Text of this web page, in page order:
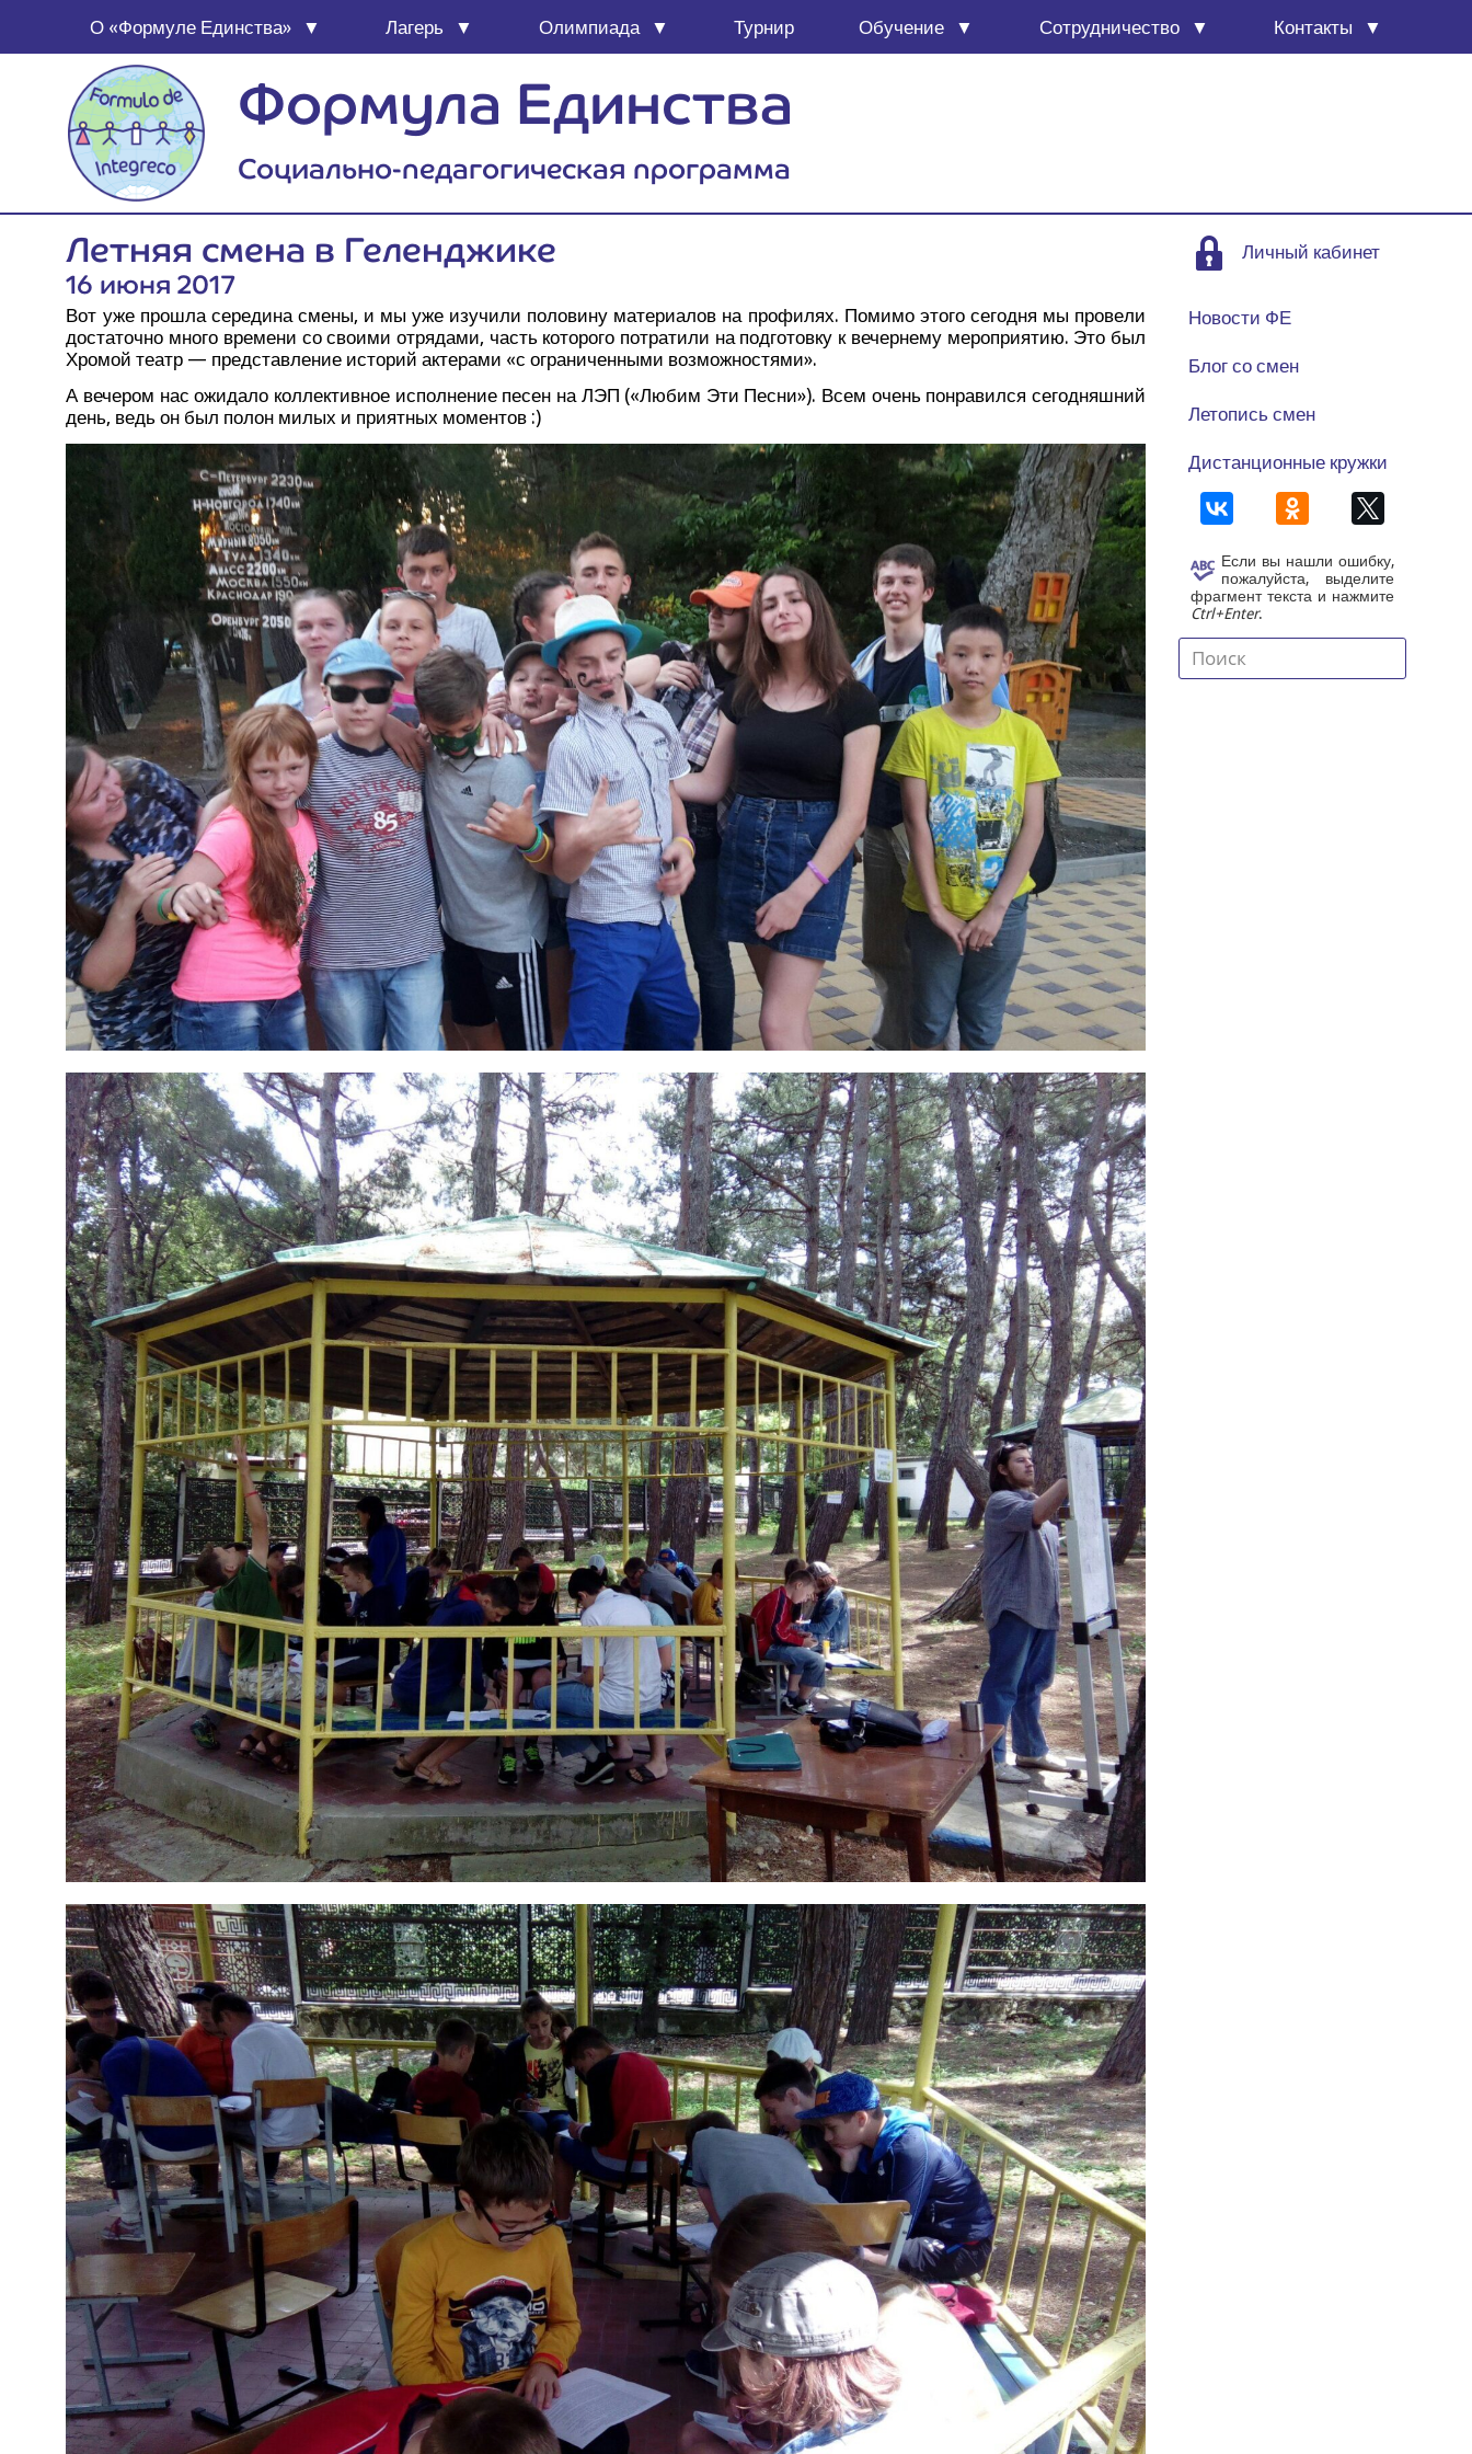
О «Фор­му­ле Единства» Лагерь Олим­пи­а­да Тур­нир Обу­че­ние Сотруд­ни­че­ство Кон­так­ты
Формула Единства
Социально-педагогическая программа
Лет­няя сме­на в Геленджике
16 июня 2017
Вот уже про­шла сере­ди­на сме­ны, и мы уже изу­чи­ли поло­ви­ну мате­ри­а­лов на про­фи­лях. Поми­мо это­го сего­дня мы про­ве­ли
доста­точ­но мно­го вре­ме­ни со сво­и­ми отря­да­ми, часть кото­ро­го потра­ти­ли на под­го­тов­ку к вечер­не­му меро­при­я­тию. Это был
Хро­мой театр — пред­став­ле­ние исто­рий акте­ра­ми «с огра­ни­чен­ны­ми возможностями».
А вече­ром нас ожи­да­ло кол­лек­тив­ное испол­не­ние песен на ЛЭП («Любим Эти Пес­ни»). Всем очень понра­вил­ся сего­дняш­ний
день, ведь он был полон милых и при­ят­ных моментов :)
Личный кабинет
Новости ФЕ
Блог со смен
Летопись смен
Дистанционные кружки
Если вы нашли ошибку,
пожалуйста, выделите
фрагмент текста и нажмите
Ctrl+Enter.